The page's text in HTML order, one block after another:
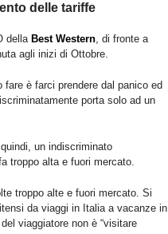
delle tariffe
dellaBest Western, di fronte a
agli inizi di Ottobre.
è farci prendere dal panico ed
porta solo ad un
un indiscriminato
troppo alta e fuori mercato.
troppo alte e fuori mercato. Si
da viaggi in Italia a vacanze in
viaggiatore non è “visitare